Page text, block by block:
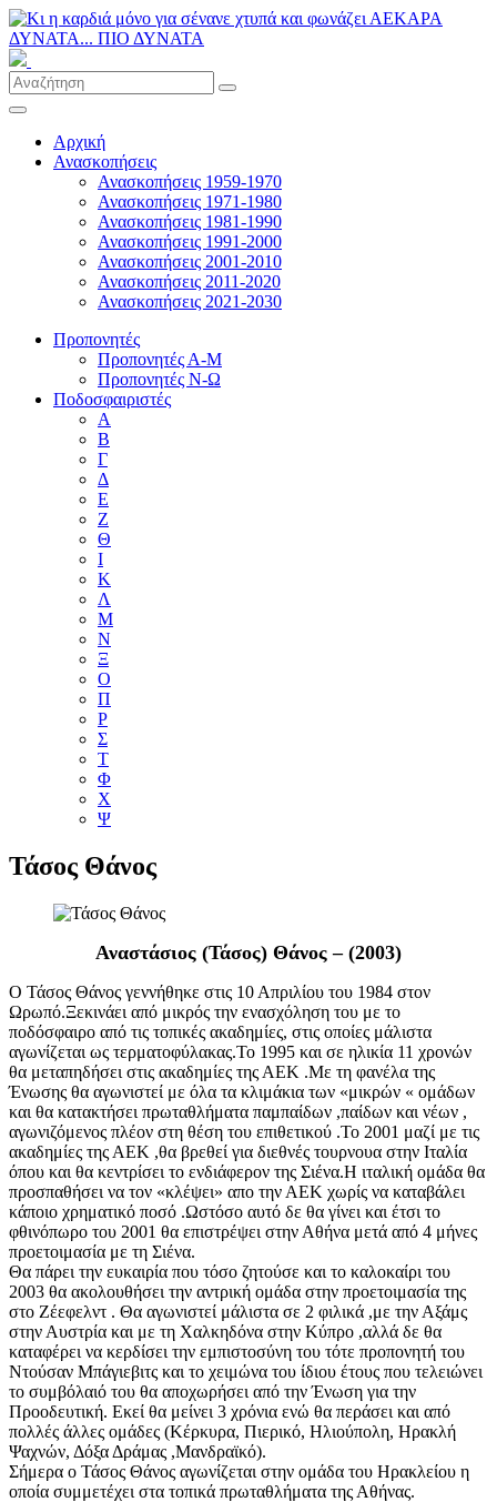
Αρχική
Ανασκοπήσεις
Ανασκοπήσεις 1959-1970
Ανασκοπήσεις 1971-1980
Ανασκοπήσεις 1981-1990
Ανασκοπήσεις 1991-2000
Ανασκοπήσεις 2001-2010
Ανασκοπήσεις 2011-2020
Ανασκοπήσεις 2021-2030
Προπονητές
Προπονητές Α-Μ
Προπονητές Ν-Ω
Ποδοσφαιριστές
Α
Β
Γ
Δ
Ε
Ζ
Θ
Ι
Κ
Λ
Μ
Ν
Ξ
Ο
Π
Ρ
Σ
Τ
Φ
Χ
Ψ
Τάσος Θάνος
Αναστάσιος (Τάσος) Θάνος – (2003)
Ο Τάσος Θάνος γεννήθηκε στις 10 Απριλίου του 1984 στον
Ωρωπό.Ξεκινάει από μικρός την ενασχόληση του με το
ποδόσφαιρο από τις τοπικές ακαδημίες, στις οποίες μάλιστα
αγωνίζεται ως τερματοφύλακας.Το 1995 και σε ηλικία 11 χρονών
θα μεταπηδήσει στις ακαδημίες της ΑΕΚ .Με τη φανέλα της
Ένωσης θα αγωνιστεί με όλα τα κλιμάκια των «μικρών « ομάδων
και θα κατακτήσει πρωταθλήματα παμπαίδων ,παίδων και νέων ,
αγωνιζόμενος πλέον στη θέση του επιθετικού .Το 2001 μαζί με τις
ακαδημίες της ΑΕΚ ,θα βρεθεί για διεθνές τουρνουα στην Ιταλία
όπου και θα κεντρίσει το ενδιάφερον της Σιένα.Η ιταλική ομάδα θα
προσπαθήσει να τον «κλέψει» απο την ΑΕΚ χωρίς να καταβάλει
κάποιο χρηματικό ποσό .Ωστόσο αυτό δε θα γίνει και έτσι το
φθινόπωρο του 2001 θα επιστρέψει στην Αθήνα μετά από 4 μήνες
προετοιμασία με τη Σιένα.
Θα πάρει την ευκαιρία που τόσο ζητούσε και το καλοκαίρι του
2003 θα ακολουθήσει την αντρική ομάδα στην προετοιμασία της
στο Ζέεφελντ . Θα αγωνιστεί μάλιστα σε 2 φιλικά ,με την Αξάμς
στην Αυστρία και με τη Χαλκηδόνα στην Κύπρο ,αλλά δε θα
καταφέρει να κερδίσει την εμπιστοσύνη του τότε προπονητή του
Ντούσαν Μπάγιεβιτς και το χειμώνα του ίδιου έτους που τελειώνει
το συμβόλαιό του θα αποχωρήσει από την Ένωση για την
Προοδευτική. Εκεί θα μείνει 3 χρόνια ενώ θα περάσει και από
πολλές άλλες ομάδες (Κέρκυρα, Πιερικό, Ηλιούπολη, Ηρακλή
Ψαχνών, Δόξα Δράμας ,Μανδραϊκό).
Σήμερα ο Τάσος Θάνος αγωνίζεται στην ομάδα του Ηρακλείου η
οποία συμμετέχει στα τοπικά πρωταθλήματα της Αθήνας.